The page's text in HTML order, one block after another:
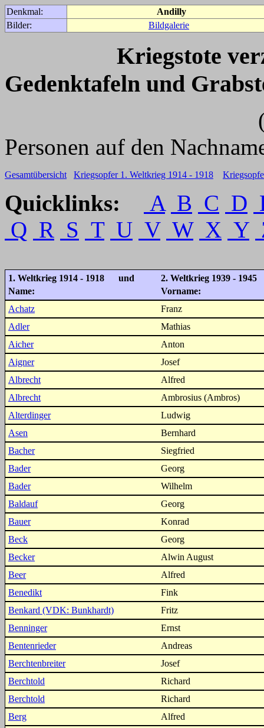
Denkmal:
Andilly
Bilder:
Bildgalerie
Kriegstote
Gedenktafeln und
(Für weitere
Personen auf den
Gesamtübersicht Kriegsopfer 1. Weltkrieg 1914 - 1918
Quicklinks: A B C D
Q R S T U V W X Y
1. Weltkrieg 1914 - 1918 und
2. Weltkrieg 1939 - 1945
Name:
Vorname:
Achatz
Franz
Adler
Mathias
Aicher
Anton
Aigner
Josef
Albrecht
Alfred
Albrecht
Ambrosius (Ambros)
Alterdinger
Ludwig
Asen
Bernhard
Bacher
Siegfried
Bader
Georg
Bader
Wilhelm
Baldauf
Georg
Bauer
Konrad
Beck
Georg
Becker
Alwin August
Beer
Alfred
Benedikt
Fink
Benkard (VDK: Bunkhardt)
Fritz
Benninger
Ernst
Bentenrieder
Andreas
Berchtenbreiter
Josef
Berchtold
Richard
Berchtold
Richard
Berg
Alfred